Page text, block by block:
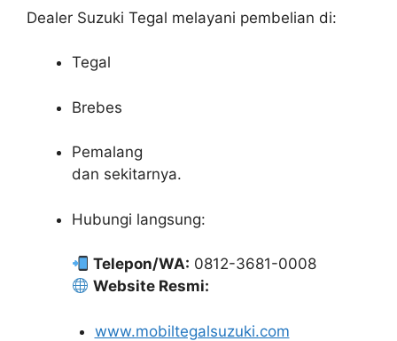
Dealer Suzuki Tegal melayani pembelian di:
Tegal
Brebes
Pemalang
dan sekitarnya.
Hubungi langsung:
Telepon/WA: 0812-3681-0008
Website Resmi:
www.mobiltegalsuzuki.com